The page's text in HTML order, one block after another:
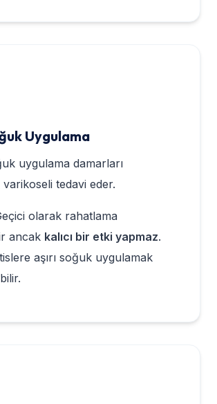
Uygulama
uygulama damarları
tedavi eder.
olarak rahatlama
ancak kalıcı bir etki yapmaz.
aşırı soğuk uygulamak